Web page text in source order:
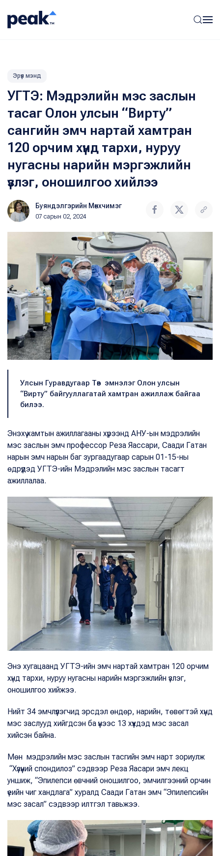
Эрүүл мэнд
УГТЭ: Мэдрэлийн мэс заслын
тасаг Олон улсын “Вирту”
сангийн эмч нартай хамтран
120 орчим хүнд тархи, нуруу
нугасны нарийн мэргэжлийн
үзлэг, оношилгоо хийлээ
Буяндэлгэрийн Мөнхчимэг
07 сарын 02, 2024
Улсын Гуравдугаар Төв эмнэлэг Олон улсын
“Вирту” байгууллагатай хамтран ажиллаж байгаа
билээ.
Энэхүү хамтын ажиллагааны хүрээнд АНУ-ын мэдрэлийн
мэс заслын эмч профессор Реза Яассари, Саади Гатан
нарын эмч нарын баг зургаадугаар сарын 01-15-ны
өдрүүдэд УГТЭ-ийн Мэдрэлийн мэс заслын тасагт
ажиллалаа.
Энэ хугацаанд УГТЭ-ийн эмч нартай хамтран 120 орчим
хүнд тархи, нуруу нугасны нарийн мэргэжлийн үзлэг,
оношилгоо хийжээ.
Нийт 34 эмчлүүлэгчид эрсдэл өндөр, нарийн, төвөгтэй хүнд
мэс заслууд хийгдсэн ба үүнээс 13 хүүхдэд мэс засал
хийсэн байна.
Мөн мэдрэлийн мэс заслын тасгийн эмч нарт зориулж
“Хүзүүний спондилоз” сэдвээр Реза Яасари эмч лекц
уншиж, “Эпилепси өвчний оношилгоо, эмчилгээний орчин
үеийн чиг хандлага” хуралд Саади Гатан эмч “Эпилепсийн
мэс засал” сэдвээр илтгэл тавьжээ.